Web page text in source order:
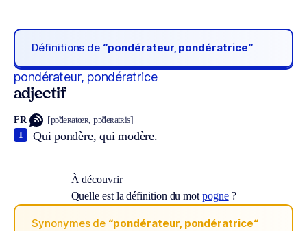
Définitions de “pondérateur, pondératrice“
pondérateur, pondératrice
adjectif
FR [pɔ̃deʀatœʀ, pɔ̃deʀatʀis]
Qui pondère, qui modère.
1
À découvrir
Quelle est la définition du mot pogne?
Synonymes de “pondérateur, pondératrice“